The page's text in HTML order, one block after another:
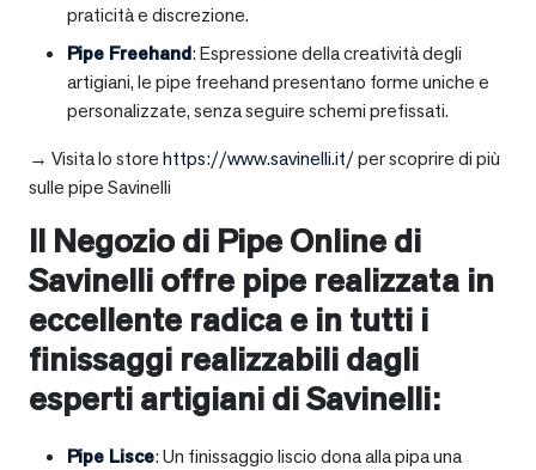
praticità e discrezione.
Pipe Freehand: Espressione della creatività degli
artigiani, le pipe freehand presentano forme uniche e
personalizzate, senza seguire schemi prefissati.
→ Visita lo storehttps://www.savinelli.it/per scoprire di più
sulle pipe Savinelli
Il Negozio di Pipe Online di
Savinelli offre pipe realizzata in
eccellente radica e in tutti i
finissaggi realizzabili dagli
esperti artigiani di Savinelli:
Pipe Lisce: Un finissaggio liscio dona alla pipa una